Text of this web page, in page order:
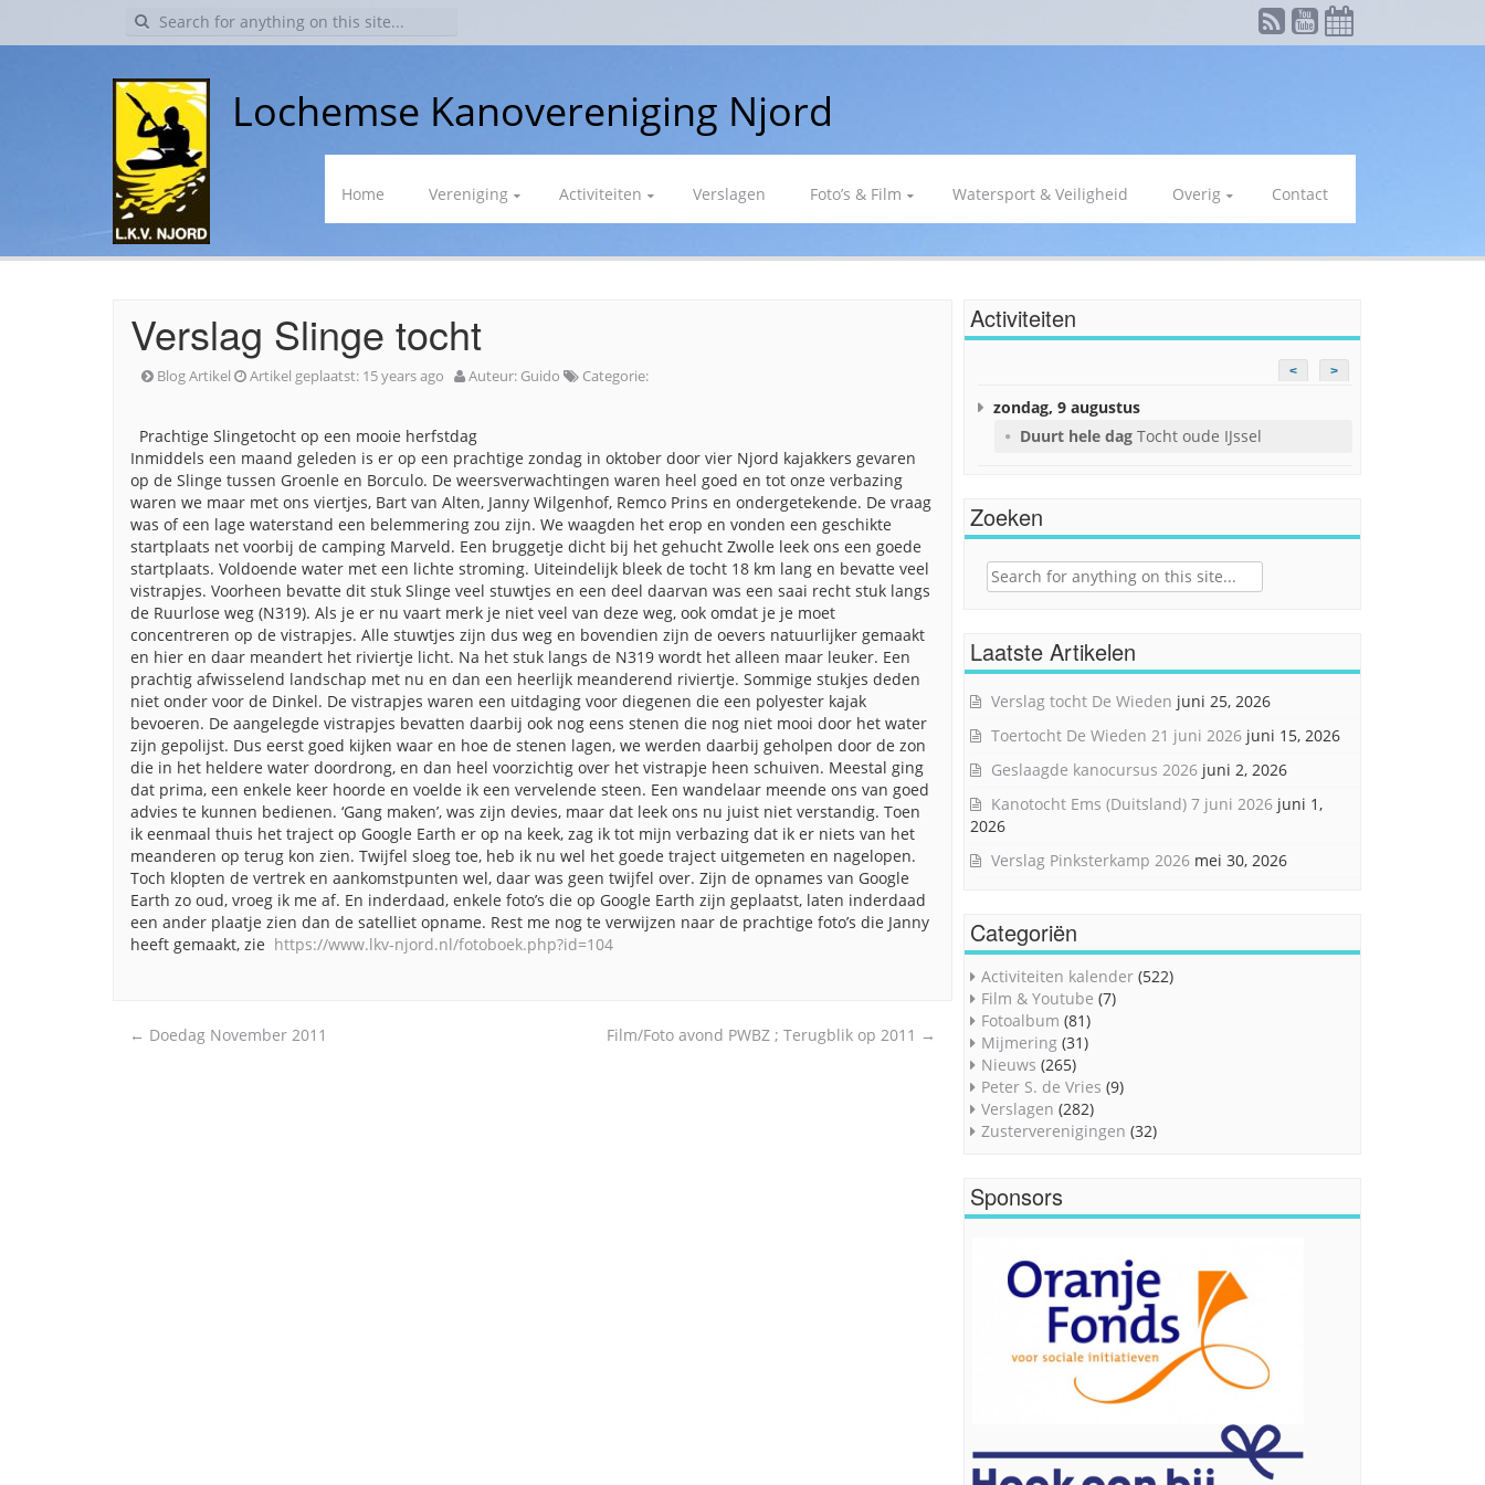
Search
Lochemse Kanovereniging Njord
Skip
Home Vereniging Activiteiten Verslagen Foto’s & Film Watersport & Veiligheid Overig Contact
Verslag Slinge tocht
Blog Artikel Artikel geplaatst: 15 years ago Auteur: Guido Categorie:
Prachtige Slingetocht op een mooie herfstdag
Inmiddels een maand geleden is er op een prachtige zondag in oktober door vier Njord kajakkers gevaren
op de Slinge tussen Groenle en Borculo. De weersverwachtingen waren heel goed en tot onze verbazing
waren we maar met ons viertjes, Bart van Alten, Janny Wilgenhof, Remco Prins en ondergetekende. De vraag
was of een lage waterstand een belemmering zou zijn. We waagden het erop en vonden een geschikte
startplaats net voorbij de camping Marveld. Een bruggetje dicht bij het gehucht Zwolle leek ons een goede
startplaats. Voldoende water met een lichte stroming. Uiteindelijk bleek de tocht 18 km lang en bevatte veel
vistrapjes. Voorheen bevatte dit stuk Slinge veel stuwtjes en een deel daarvan was een saai recht stuk langs
de Ruurlose weg (N319). Als je er nu vaart merk je niet veel van deze weg, ook omdat je je moet
concentreren op de vistrapjes. Alle stuwtjes zijn dus weg en bovendien zijn de oevers natuurlijker gemaakt
en hier en daar meandert het riviertje licht. Na het stuk langs de N319 wordt het alleen maar leuker. Een
prachtig afwisselend landschap met nu en dan een heerlijk meanderend riviertje. Sommige stukjes deden
niet onder voor de Dinkel. De vistrapjes waren een uitdaging voor diegenen die een polyester kajak
bevoeren. De aangelegde vistrapjes bevatten daarbij ook nog eens stenen die nog niet mooi door het water
zijn gepolijst. Dus eerst goed kijken waar en hoe de stenen lagen, we werden daarbij geholpen door de zon
die in het heldere water doordrong, en dan heel voorzichtig over het vistrapje heen schuiven. Meestal ging
dat prima, een enkele keer hoorde en voelde ik een vervelende steen. Een wandelaar meende ons van goed
advies te kunnen bedienen. ‘Gang maken’, was zijn devies, maar dat leek ons nu juist niet verstandig. Toen
ik eenmaal thuis het traject op Google Earth er op na keek, zag ik tot mijn verbazing dat ik er niets van het
meanderen op terug kon zien. Twijfel sloeg toe, heb ik nu wel het goede traject uitgemeten en nagelopen.
Toch klopten de vertrek en aankomstpunten wel, daar was geen twijfel over. Zijn de opnames van Google
Earth zo oud, vroeg ik me af. En inderdaad, enkele foto’s die op Google Earth zijn geplaatst, laten inderdaad
een ander plaatje zien dan de satelliet opname. Rest me nog te verwijzen naar de prachtige foto’s die Janny
heeft gemaakt, zie https://www.lkv-njord.nl/fotoboek.php?id=104
Post
← Doedag November 2011 Film/Foto avond PWBZ ; Terugblik op 2011 →
Activiteiten
< >
zondag, 9 augustus
Duurt hele dag Tocht oude IJssel
Zoeken
Search
Laatste Artikelen
Verslag tocht De Wieden juni 25, 2026
Toertocht De Wieden 21 juni 2026 juni 15, 2026
Geslaagde kanocursus 2026 juni 2, 2026
Kanotocht Ems (Duitsland) 7 juni 2026 juni 1,
2026
Verslag Pinksterkamp 2026 mei 30, 2026
Categoriën
Activiteiten kalender (522)
Film & Youtube (7)
Fotoalbum (81)
Mijmering (31)
Nieuws (265)
Peter S. de Vries (9)
Verslagen (282)
Zusterverenigingen (32)
Sponsors